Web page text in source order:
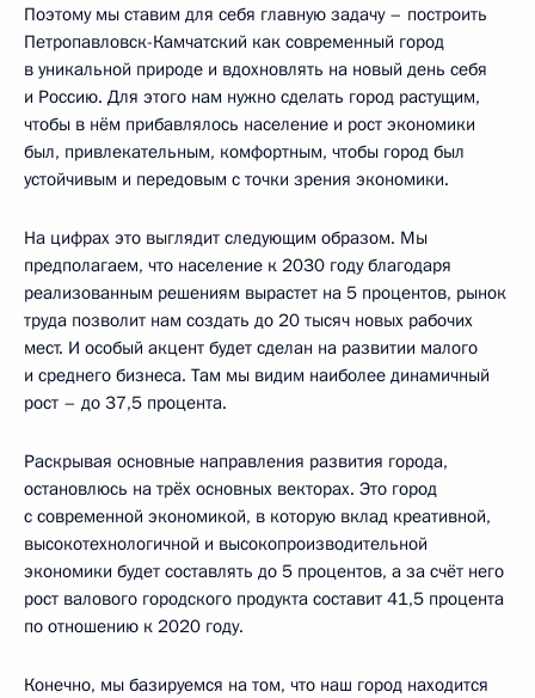
Поэтому мы ставим для себя главную задачу – построить
Петропавловск-Камчатский как современный город
в уникальной природе и вдохновлять на новый день себя
и Россию. Для этого нам нужно сделать город растущим,
чтобы в нём прибавлялось население и рост экономики
был, привлекательным, комфортным, чтобы город был
устойчивым и передовым с точки зрения экономики.
На цифрах это выглядит следующим образом. Мы
предполагаем, что население к 2030 году благодаря
реализованным решениям вырастет на 5 процентов, рынок
труда позволит нам создать до 20 тысяч новых рабочих
мест. И особый акцент будет сделан на развитии малого
и среднего бизнеса. Там мы видим наиболее динамичный
рост – до 37,5 процента.
Раскрывая основные направления развития города,
остановлюсь на трёх основных векторах. Это город
с современной экономикой, в которую вклад креативной,
высокотехнологичной и высокопроизводительной
экономики будет составлять до 5 процентов, а за счёт него
рост валового городского продукта составит 41,5 процента
по отношению к 2020 году.
Конечно, мы базируемся на том, что наш город находится